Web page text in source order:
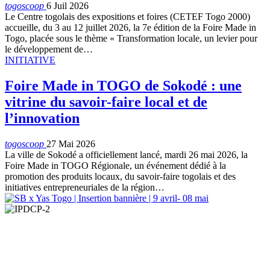
togoscoop 6 Juil 2026
Le Centre togolais des expositions et foires (CETEF Togo 2000)
accueille, du 3 au 12 juillet 2026, la 7e édition de la Foire Made in
Togo, placée sous le thème « Transformation locale, un levier pour
le développement de…
INITIATIVE
Foire Made in TOGO de Sokodé : une
vitrine du savoir-faire local et de
l’innovation
togoscoop 27 Mai 2026
La ville de Sokodé a officiellement lancé, mardi 26 mai 2026, la
Foire Made in TOGO Régionale, un événement dédié à la
promotion des produits locaux, du savoir-faire togolais et des
initiatives entrepreneuriales de la région…